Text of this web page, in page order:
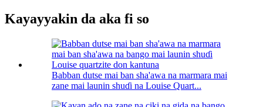
Kayayyakin da aka fi so
Babban dutse mai ban sha'awa na marmara mai
zane mai launin shuɗi na Louise Quart...